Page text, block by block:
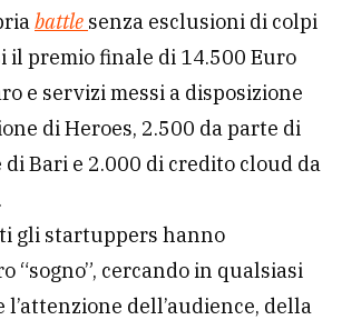
battle senza esclusioni di colpi
il premio finale di 14.500 Euro
e servizi messi a disposizione
di Heroes, 2.500 da parte di
di Bari e 2.000 di credito cloud da
gli startuppers hanno
“sogno”, cercando in qualsiasi
dell’audience, della